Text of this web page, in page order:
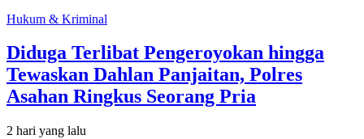
Hukum & Kriminal
Diduga Terlibat Pengeroyokan hingga
Tewaskan Dahlan Panjaitan, Polres
Asahan Ringkus Seorang Pria
2 hari yang lalu